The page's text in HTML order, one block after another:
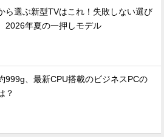
ら選ぶ新型TVはこれ！失敗しない選び
2026年夏の一押しモデル
999g、最新CPU搭載のビジネスPCの
？